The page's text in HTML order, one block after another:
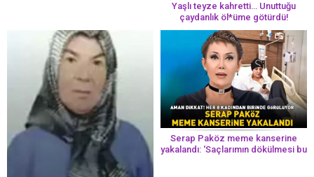
Yaşlı teyze kahretti… Unuttuğu
çaydanlık öl*üme götürdü!
Serap Paköz meme kanserine
yakalandı: ‘Saçlarımın dökülmesi bu